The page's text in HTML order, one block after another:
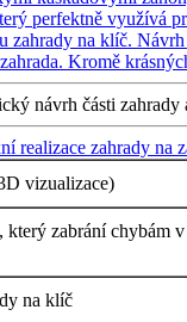
návrh části zahrady
realizace zahrady na
vizualizace)
zabrání chybám
na klíč